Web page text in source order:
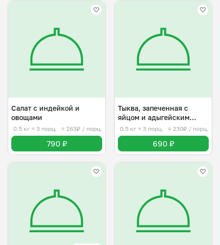
Давайте сделаем каждый ваш день более вкусным!!!
Салат с индейкой и
овощами
0.5 кг ≈ 3 порц. ≈ 263₽ / порц.
790 ₽
Тыква, запеченная с
яйцом и адыгейским
сыром
0.5 кг ≈ 3 порц. ≈ 230₽ / порц.
690 ₽